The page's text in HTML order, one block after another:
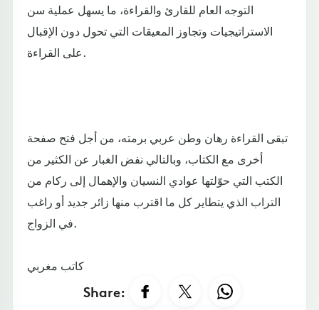
التوجه العام للقارئ والقراءة، ما يسهل عملية سن
الاستراتيجيات وتجاوز المعيقات التي تحول دون الإقبال
على القراءة.
تبقى القراءة رهان وطن عربي برمته، من أجل فتح صفحة
أخرى مع الكتاب، وبالتالي نفض الغبار عن الكثير من
الكتب التي حوّلتها عوادي النسيان والإهمال إلى ركام من
التراب الذي يتطاير كل ما اقترب منها زائر جديد أو راغب
في الزواج.
كاتب مغربي
Share: